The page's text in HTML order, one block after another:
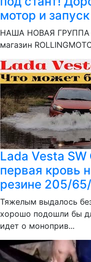
мотор и запуск
НАША НОВАЯ ГРУППА
магазин
Lada Vesta
первая кровь
резине 205/
Тяжелым выдалось
хорошо подошли бы
идет о моноприв...